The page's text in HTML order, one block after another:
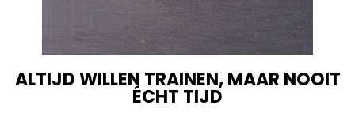
ALTIJD WILLEN TRAINEN, MAAR NOOIT
ÉCHT TIJD